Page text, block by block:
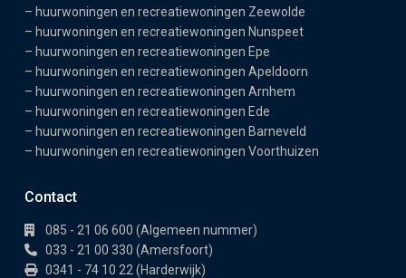
– huurwoningen en recreatiewoningen Zeewolde
– huurwoningen en recreatiewoningen Nunspeet
– huurwoningen en recreatiewoningen Epe
– huurwoningen en recreatiewoningen Apeldoorn
– huurwoningen en recreatiewoningen Arnhem
– huurwoningen en recreatiewoningen Ede
– huurwoningen en recreatiewoningen Barneveld
– huurwoningen en recreatiewoningen Voorthuizen
Contact
085 - 21 06 600 (Algemeen nummer)
033 - 21 00 330 (Amersfoort)
0341 - 74 10 22 (Harderwijk)